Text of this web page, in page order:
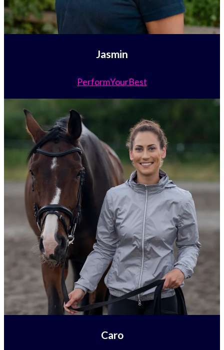
Jasmin
PerformYourBest
Caro